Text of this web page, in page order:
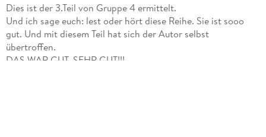
Dies ist der 3.Teil von Gruppe 4 ermittelt.
Und ich sage euch: lest oder hört diese Reihe. Sie ist sooo
gut. Und mit diesem Teil hat sich der Autor selbst
übertroffen.
DAS WAR GUT, SEHR GUT!!!